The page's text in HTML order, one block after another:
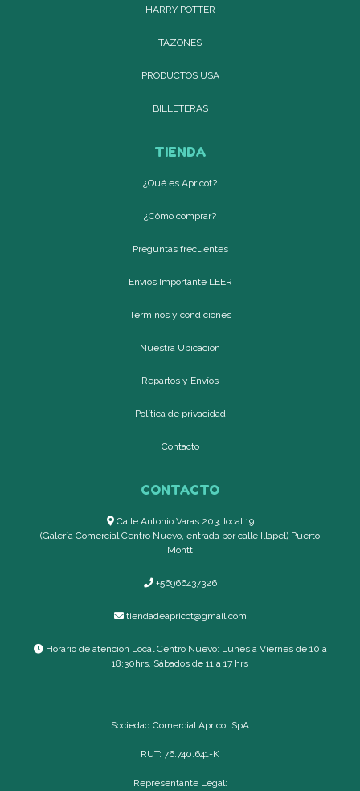
HARRY POTTER
TAZONES
PRODUCTOS USA
BILLETERAS
TIENDA
¿Qué es Apricot?
¿Cómo comprar?
Preguntas frecuentes
Envíos Importante LEER
Términos y condiciones
Nuestra Ubicación
Repartos y Envíos
Política de privacidad
Contacto
CONTACTO
Calle Antonio Varas 203, local 19
(Galería Comercial Centro Nuevo, entrada por calle Illapel) Puerto
Montt
+56966437326
tiendadeapricot@gmail.com
Horario de atención Local Centro Nuevo: Lunes a Viernes de 10 a
18:30hrs, Sábados de 11 a 17 hrs
Sociedad Comercial Apricot SpA
RUT: 76.740.641-K
Representante Legal: